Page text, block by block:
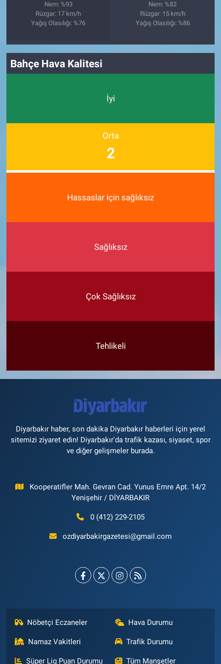
Nem: %93
Rüzgar: 17 km/h
Yağış Olasılığı: %76
Nem: %82
Rüzgar: 15 km/h
Yağış Olasılığı: %86
Bahçe Hava Kalitesi
İyi
Orta
2
Hassaslar için sağlıksız
Sağlıksız
Çok Sağlıksız
Tehlikeli
Diyarbakır haber, son dakika Diyarbakır haberleri için yerel
sitemizi ziyaret edin! Diyarbakır'da trafik kazası, siyaset, spor
ve diğer gelişmeler burada.
Kooperatifler Mah. Gevran Cad. Yunus Emre Apt. 14/2
Yenişehir / DİYARBAKIR
0 (412) 229-2105
ozdiyarbakirgazetesi@gmail.com
Nöbetçi Eczaneler Hava Durumu
Namaz Vakitleri Trafik Durumu
Süper Lig Puan Durumu Tüm Manşetler